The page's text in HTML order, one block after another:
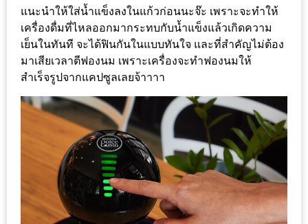
ที่
ทุก
คน
ต้อง
มา
พบ
สินค้า
เรื่อง
บ้าน
คุ้ม
ครบ
แนะนำให้ใส่น้ำแข็งลงในแก้วก่อนนะจ๊ะ เพราะจะทำให้
เครื่องดื่มที่ไหลออกมากระทบกับน้ำแข็งแล้วเกิดความ
เย็นในทันที จะได้ฟินกันในแบบทันใจ และที่สำคัญไม่ต้อง
มาเสียเวลาตีฟองนม เพราะเครื่องจะทำฟองนมให้
สำเร็จรูปจากแคปซูลเลยจ้าาาา